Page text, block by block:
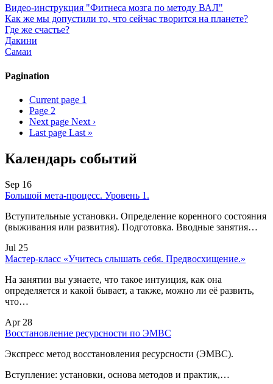
Видео-инструкция "Фитнеса мозга по методу ВАЛ"
Как же мы допустили то, что сейчас творится на планете?
Где же счастье?
Дакини
Самаи
Pagination
Current page 1
Page 2
Next page Next ›
Last page Last »
Календарь событий
Sep 16
Большой мета-процесс. Уровень 1.
Вступительные установки. Определение коренного состояния
(выживания или развития). Подготовка. Вводные занятия…
Jul 25
Мастер-класс «Учитесь слышать себя. Предвосхищение.»
На занятии вы узнаете, что такое интуиция, как она
определяется и какой бывает, а также, можно ли её развить,
что…
Apr 28
Восстановление ресурсности по ЭМВС
Экспресс метод восстановления ресурсности (ЭМВС).
Вступление: установки, основа методов и практик,…